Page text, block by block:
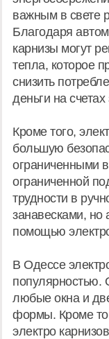
важным в свете
Благодаря
карнизы могут
тепла, которое
снизить
деньги на
Кроме того,
большую
ограниченными
ограниченной
трудности в
занавесками, но
помощью
В Одессе
популярностью.
любые окна и
формы. Кроме
электро